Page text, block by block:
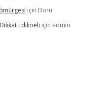
için Doru
Edilmeli için admin